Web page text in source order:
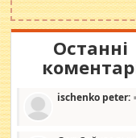
Останні
ischenko peter: